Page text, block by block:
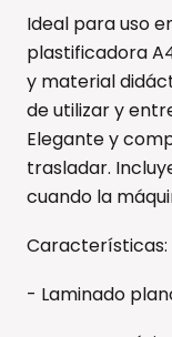
Ideal para uso
plastificadora
y material
de utilizar y
Elegante y
trasladar.
cuando la
Características:
- Laminado